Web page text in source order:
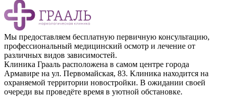
Мы предоставляем бесплатную первичную консультацию,
профессиональный медицинский осмотр и лечение от
различных видов зависимостей.
Клиника Грааль расположена в самом центре города
Армавире на ул. Первомайская, 83. Клиника находится на
охраняемой территории новостройки. В ожидании своей
очереди вы проведёте время в уютной обстановке.